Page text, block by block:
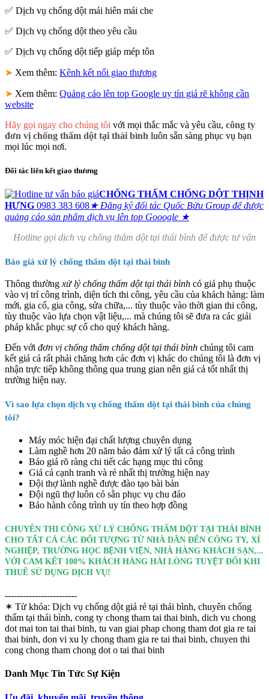
✅ Dịch vụ chống dột mái hiên mái che
✅ Dịch vụ chống dột theo yêu cầu
✅ Dịch vụ chống dột tiếp giáp mép tôn
➤ Xem thêm: Kênh kết nối giao thương
➤ Xem thêm: Quảng cáo lên top Google uy tín giá rẽ không cần
website
Hãy gọi ngay cho chúng tôi với mọi thắc mắc và yêu cầu, công ty
đơn vị chống thấm dột tại thái bình luôn sẵn sàng phục vụ bạn
mọi lúc mọi nơi.
Đối tác liên kết giao thương
CHỐNG THẤM CHỐNG DỘT THỊNH
HƯNG 0983 383 608★ Đăng ký đối tác Quốc Bửu Group để được
quảng cáo sản phẩm dịch vụ lên top Gooogle ★
Hotline gọi dịch vụ chống thấm dột tại thái bình để được tư vấn
Báo giá xử lý chống thấm dột tại thái bình
Thông thường xử lý chống thấm dột tại thái bình có giá phụ thuộc
vào vị trí công trình, diện tích thi công, yêu cầu của khách hàng: làm
mới, gia cố, gia công, sửa chữa,... tùy thuộc vào thời gian thi công,
tùy thuộc vào lựa chọn vật liệu,... mà chúng tôi sẽ đưa ra các giải
pháp khắc phục sự cố cho quý khách hàng.
Đến với đơn vị chống thấm chống dột tại thái bình chúng tôi cam
kết giá cả rất phải chăng hơn các đơn vị khác do chúng tôi là đơn vị
nhận trực tiếp không thông qua trung gian nên giá cả tốt nhất thị
trường hiện nay.
Vì sao lựa chọn dịch vụ chống thấm dột tại thái bình của chúng
tôi?
Máy móc hiện đại chất lượng chuyên dụng
Làm nghề hơn 20 năm bảo đảm xử lý tất cả công trình
Báo giá rõ ràng chi tiết các hạng mục thi công
Giá cả cạnh tranh và rẻ nhất thị trường hiện nay
Đội thợ lành nghề được đào tạo bài bản
Đội ngũ thợ luôn có sẵn phục vụ chu đáo
Bảo hành công trình uy tín theo hợp đồng
CHUYÊN THI CÔNG XỬ LÝ CHỐNG THẤM DỘT TẠI THÁI BÌNH
CHO TẤT CẢ CÁC ĐỐI TƯỢNG TỪ NHÀ DÂN ĐẾN CÔNG TY, XÍ
NGHIỆP, TRƯỜNG HỌC BỆNH VIỆN, NHÀ HÀNG KHÁCH SẠN,...
VỚI CAM KẾT 100% KHÁCH HÀNG HÀI LÒNG TUYỆT ĐỐI KHI
THUÊ SỬ DỤNG DỊCH VỤ!
------------------------
✶ Từ khóa: Dịch vụ chống dột giá rẻ tại thái bình, chuyên chống
thấm tại thái bình, cong ty chong tham tai thai binh, dich vu chong
dot mai ton tai thai binh, tu van giai phap chong tham dot gia re tai
thai binh, don vi xu ly chong tham gia re tai thai binh, chuyen thi
cong chong tham chong dot o tai thai binh
Danh Mục Tin Tức Sự Kiện